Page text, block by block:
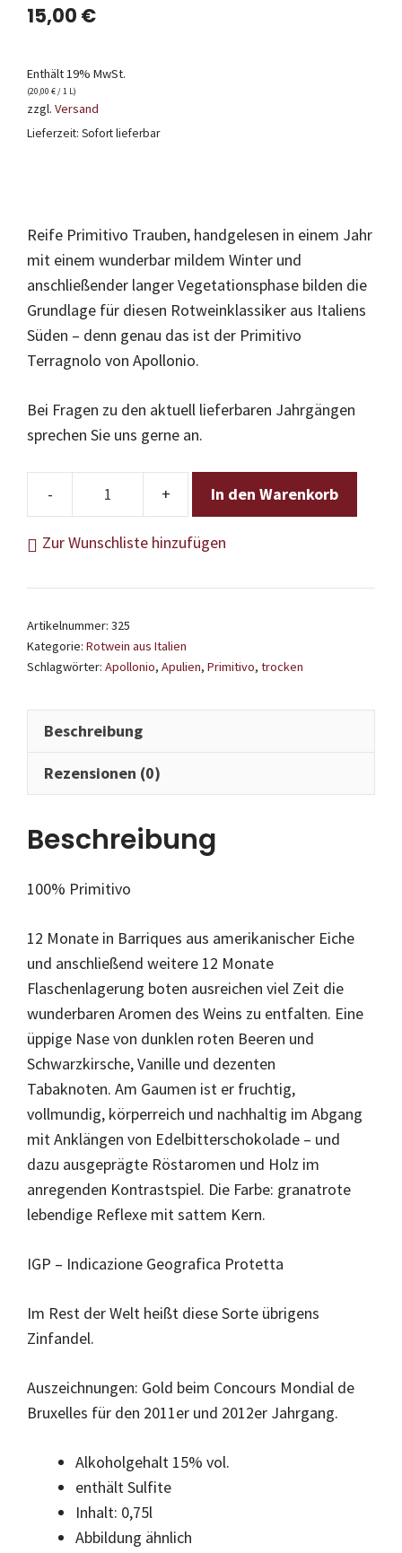
15,00 €
Enthält 19% MwSt.
(20,00 € / 1 L)
zzgl. Versand
Lieferzeit: Sofort lieferbar
Reife Primitivo Trauben, handgelesen in einem Jahr
mit einem wunderbar mildem Winter und
anschließender langer Vegetationsphase bilden die
Grundlage für diesen Rotweinklassiker aus Italiens
Süden – denn genau das ist der Primitivo
Terragnolo von Apollonio.
Bei Fragen zu den aktuell lieferbaren Jahrgängen
sprechen Sie uns gerne an.
Apollonio
Primitivo
In den Warenkorb
Zur Wunschliste hinzufügen
Artikelnummer: 325
Kategorie: Rotwein aus Italien
Schlagwörter: Apollonio, Apulien, Primitivo, trocken
Beschreibung
Rezensionen (0)
Beschreibung
100% Primitivo
12 Monate in Barriques aus amerikanischer Eiche
und anschließend weitere 12 Monate
Flaschenlagerung boten ausreichen viel Zeit die
wunderbaren Aromen des Weins zu entfalten. Eine
üppige Nase von dunklen roten Beeren und
Schwarzkirsche, Vanille und dezenten
Tabaknoten. Am Gaumen ist er fruchtig,
vollmundig, körperreich und nachhaltig im Abgang
mit Anklängen von Edelbitterschokolade – und
dazu ausgeprägte Röstaromen und Holz im
anregenden Kontrastspiel. Die Farbe: granatrote
lebendige Reflexe mit sattem Kern.
IGP – Indicazione Geografica Protetta
Im Rest der Welt heißt diese Sorte übrigens
Zinfandel.
Auszeichnungen: Gold beim Concours Mondial de
Bruxelles für den 2011er und 2012er Jahrgang.
Alkoholgehalt 15% vol.
enthält Sulfite
Inhalt: 0,75l
Abbildung ähnlich